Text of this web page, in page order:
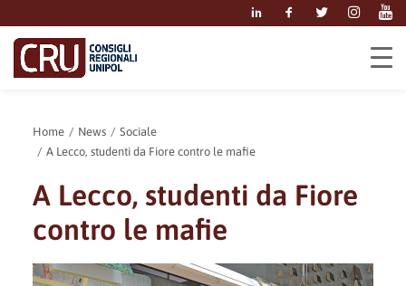
Home News
Sociale
A Lecco, studenti da Fiore contro le mafie
A Lecco, studenti da Fiore
contro le mafie